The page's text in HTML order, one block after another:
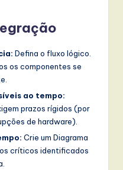
Defina o fluxo lógico.
os componentes se
ao tempo:
prazos rígidos (por
de hardware).
Crie um Diagrama
críticos identificados